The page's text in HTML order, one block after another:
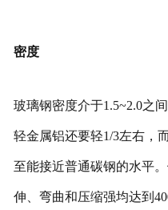
密度
玻璃钢密度介于1.5~2.0之
轻金属铝还要轻1/3左右，
至能接近普通碳钢的水平
伸、弯曲和压缩强均达到